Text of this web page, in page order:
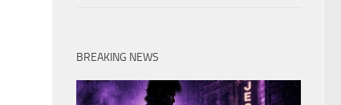
BREAKING NEWS